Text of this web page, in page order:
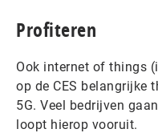
Profiteren
Ook internet of things
op de CES belangrijke
5G. Veel bedrijven
loopt hierop vooruit.